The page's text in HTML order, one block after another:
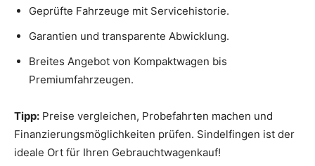
Geprüfte Fahrzeuge mit Servicehistorie.
Garantien und transparente Abwicklung.
Breites Angebot von Kompaktwagen bis
Premiumfahrzeugen.
Tipp: Preise vergleichen, Probefahrten machen und
Finanzierungsmöglichkeiten prüfen. Sindelfingen ist der
ideale Ort für Ihren Gebrauchtwagenkauf!